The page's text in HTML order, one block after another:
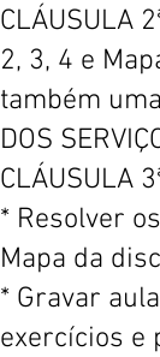
CLÁUSULA
2, 3, 4 e
também
DOS
CLÁUSULA
* Resolver
Mapa da
* Gravar
exercícios e